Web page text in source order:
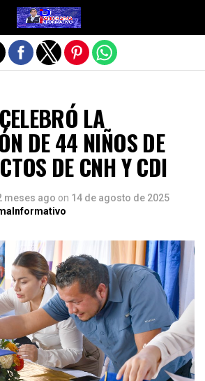
LA
DE 44 NIÑOS DE
DE CNH Y CDI
meses ago on 14 de agosto de 2025
de la versión móvil